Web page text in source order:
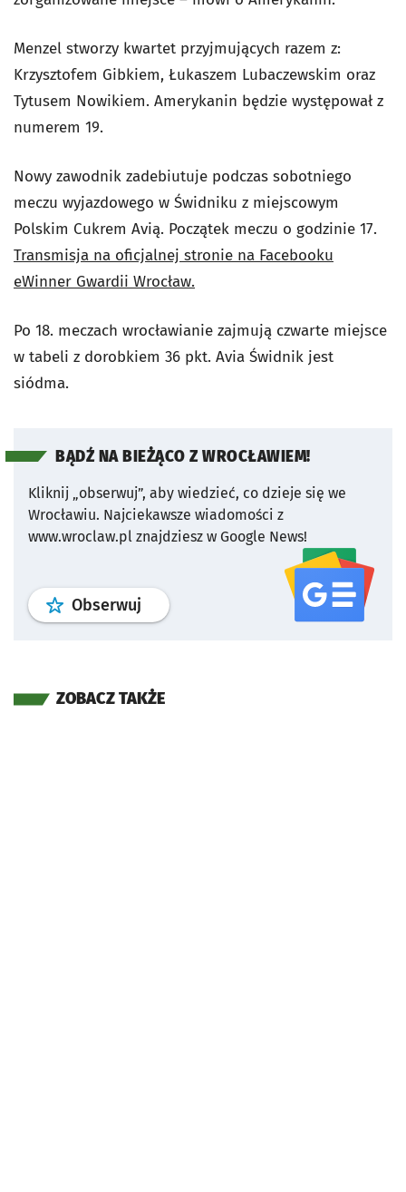
Menzel stworzy kwartet przyjmujących razem z:
Krzysztofem Gibkiem, Łukaszem Lubaczewskim oraz
Tytusem Nowikiem. Amerykanin będzie występował z
numerem 19.
Nowy zawodnik zadebiutuje podczas sobotniego
meczu wyjazdowego w Świdniku z miejscowym
Polskim Cukrem Avią. Początek meczu o godzinie 17.
Transmisja na oficjalnej stronie na Facebooku
eWinner Gwardii Wrocław.
Po 18. meczach wrocławianie zajmują czwarte miejsce
w tabeli z dorobkiem 36 pkt. Avia Świdnik jest
siódma.
BĄDŹ NA BIEŻĄCO Z WROCŁAWIEM!
Kliknij „obserwuj”, aby wiedzieć, co dzieje się we
Wrocławiu. Najciekawsze wiadomości z
www.wroclaw.pl znajdziesz w Google News!
Obserwuj profil serwisu
ZOBACZ TAKŻE